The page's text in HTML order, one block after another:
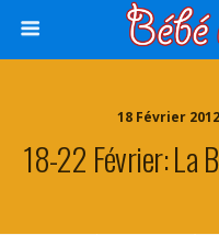
18 Février
18-22 Février: La